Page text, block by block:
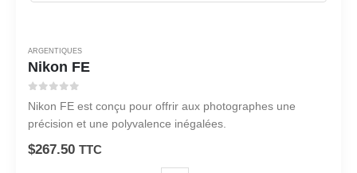
ARGENTIQUES
Nikon FE
Nikon FE est conçu pour offrir aux photographes une
précision et une polyvalence inégalées.
$267.50 TTC